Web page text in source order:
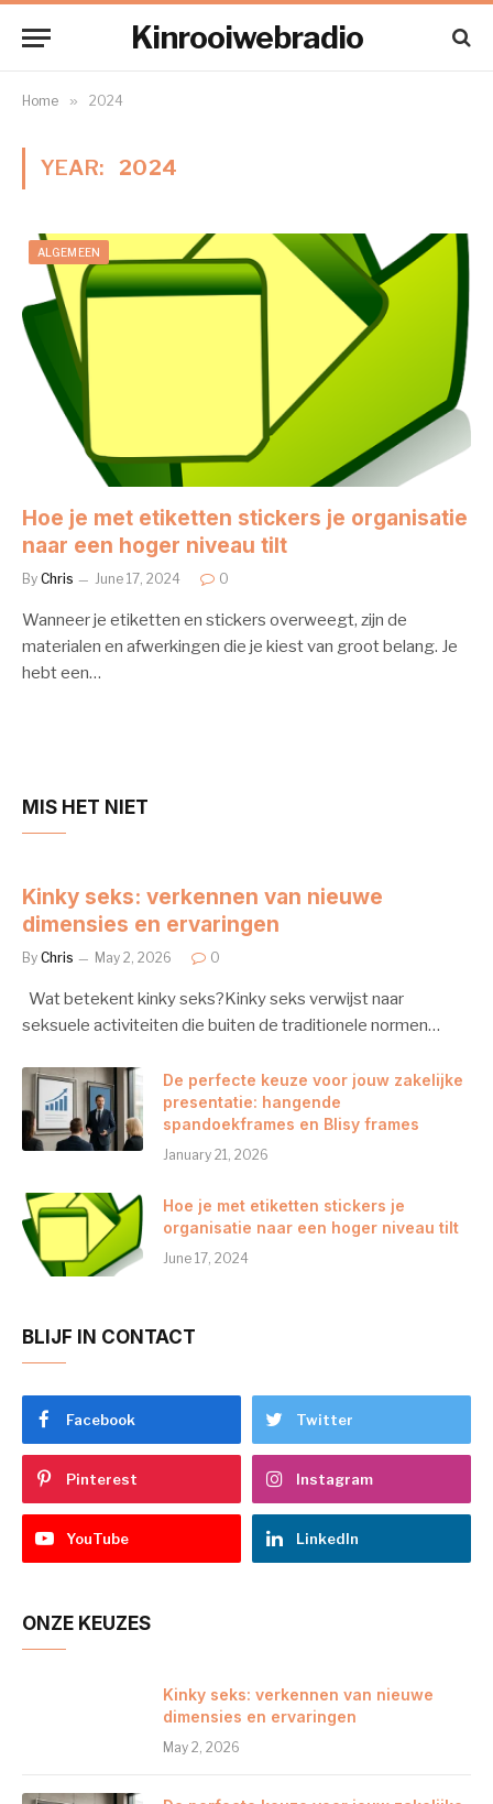
Kinrooiwebradio
Home » 2024
YEAR: 2024
ALGEMEEN
Hoe je met etiketten stickers je organisatie
naar een hoger niveau tilt
By Chris June 17, 2024 0
Wanneer je etiketten en stickers overweegt, zijn de
materialen en afwerkingen die je kiest van groot belang. Je
hebt een…
MIS HET NIET
Kinky seks: verkennen van nieuwe
dimensies en ervaringen
By Chris May 2, 2026 0
Wat betekent kinky seks?Kinky seks verwijst naar
seksuele activiteiten die buiten de traditionele normen…
De perfecte keuze voor jouw zakelijke
presentatie: hangende
spandoekframes en Blisy frames
January 21, 2026
Hoe je met etiketten stickers je
organisatie naar een hoger niveau tilt
June 17, 2024
BLIJF IN CONTACT
Facebook Twitter
Pinterest Instagram
YouTube LinkedIn
ONZE KEUZES
Kinky seks: verkennen van nieuwe
dimensies en ervaringen
May 2, 2026